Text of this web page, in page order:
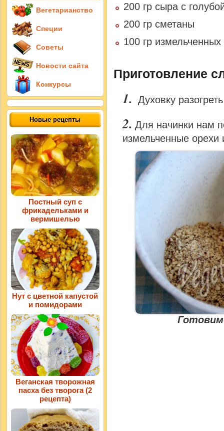
200 гр сыра с
200 гр сметаны
100 гр измельченных
Приготовление
Духовку
Для начинки нам
измельченные орехи
Готовим
Вегетарианство
Специи
Советы
Новости сайта
Конкурсы
Новые рецепты
Постный суп с
фрикадельками и
вермишелью
Нут с цветной капустой
и помидорами
Веганская творожная
пасха без творога (2
рецепта)